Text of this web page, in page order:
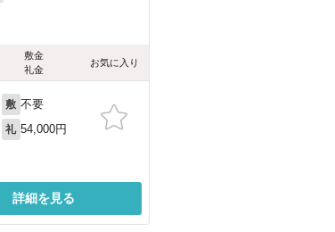
敷金
礼金
お気に入り
敷 不要
礼 54,000円
詳細を見る